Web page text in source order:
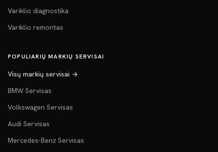
Variklio diagnostika
Variklio remontas
POPULIARIŲ MARKIŲ SERVISAI
Visų markių servisai →
BMW Servisas
Volkswagen Servisas
Audi Servisas
Mercedes-Benz Servisas